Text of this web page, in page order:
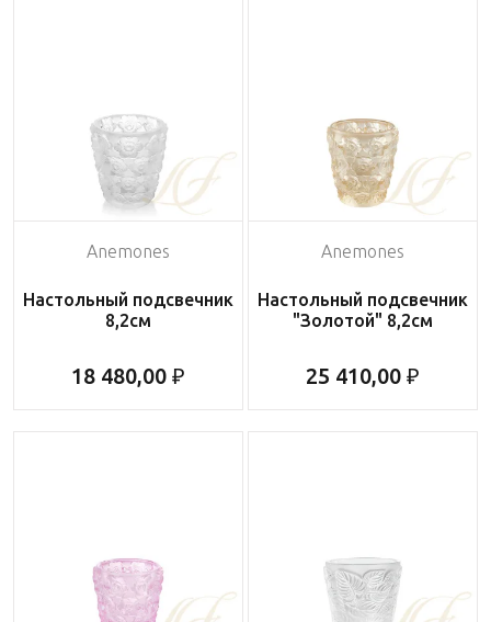
Anemones
Настольный подсвечник
8,2см
18 480,00 ₽
Anemones
Настольный подсвечник
"Золотой" 8,2см
25 410,00 ₽